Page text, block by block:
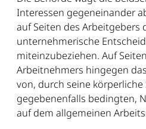
Interessen gegeneinander
auf Seiten des Arbeitgebers
unternehmerische
miteinzubeziehen. Auf
Arbeitnehmers hingegen
von, durch seine körperliche
gegebenenfalls bedingten,
auf dem allgemeinen